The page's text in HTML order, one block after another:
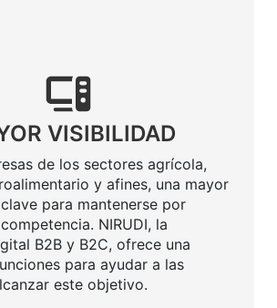
VISIBILIDAD
de los sectores agrícola,
y afines, una mayor
para mantenerse por
NIRUDI, la
B2B y B2C, ofrece una
para ayudar a las
este objetivo.